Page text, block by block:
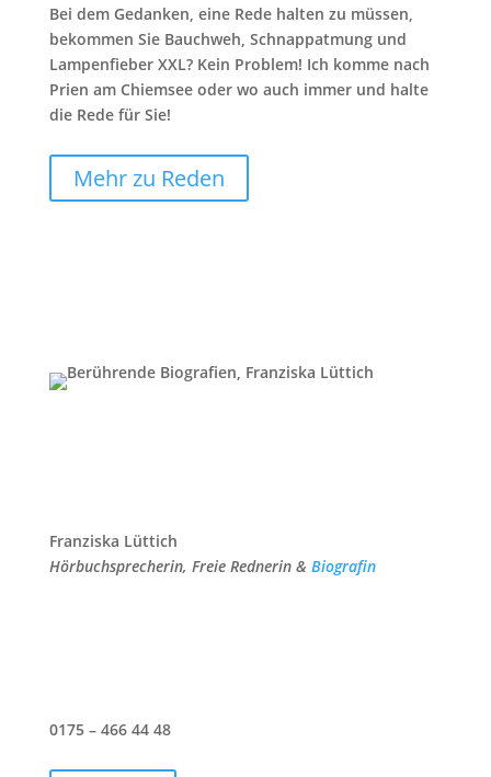
Bei dem Gedanken, eine Rede halten zu müssen,
bekommen Sie Bauchweh, Schnappatmung und
Lampenfieber XXL? Kein Problem! Ich komme nach
Prien am Chiemsee oder wo auch immer und halte
die Rede für Sie!
Mehr zu Reden
Franziska Lüttich
Hörbuchsprecherin, Freie Rednerin & Biografin
0175 – 466 44 48